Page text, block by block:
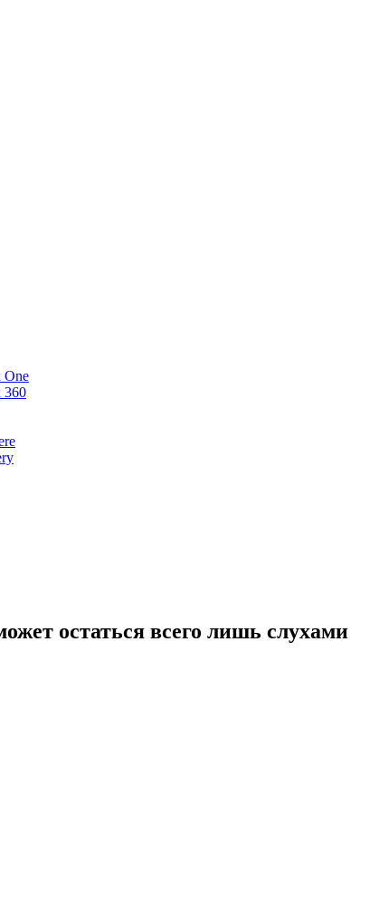
One
360
остаться всего лишь слухами